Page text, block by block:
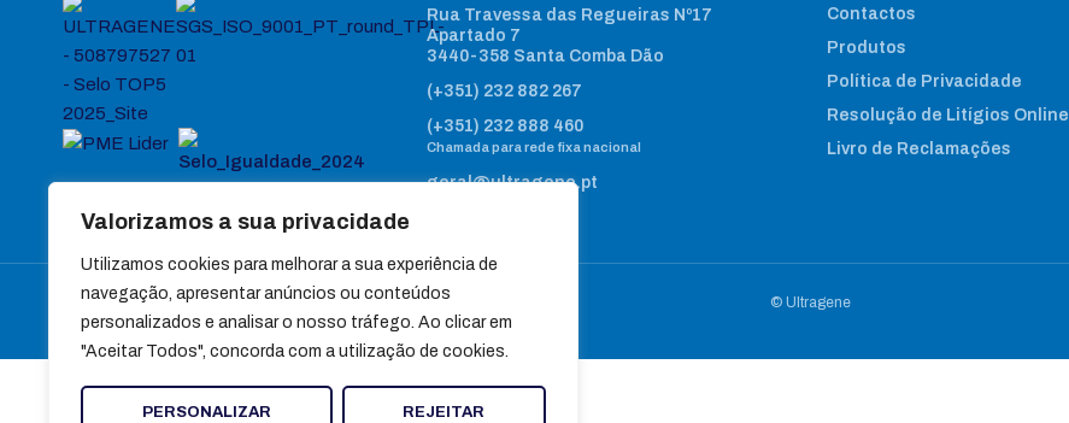
Valorizamos a sua privacidade
Utilizamos cookies para melhorar a sua experiência de
navegação, apresentar anúncios ou conteúdos
personalizados e analisar o nosso tráfego. Ao clicar em
"Aceitar Todos", concorda com a utilização de cookies.
PERSONALIZAR REJEITAR
Rua Travessa das Regueiras Nº17
Apartado 7
3440-358 Santa Comba Dão
(+351) 232 882 267
(+351) 232 888 460
Chamada para rede fixa nacional
geral@ultragene.pt
Contactos
Produtos
Política de Privacidade
Resolução de Litígios Online
Livro de Reclamações
© Ultragene